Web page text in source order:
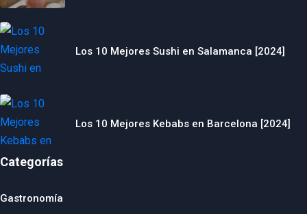
Los 10 Mejores Sushi en Salamanca [2024]
Los 10 Mejores Kebabs en Barcelona [2024]
Categorías
Gastronomía